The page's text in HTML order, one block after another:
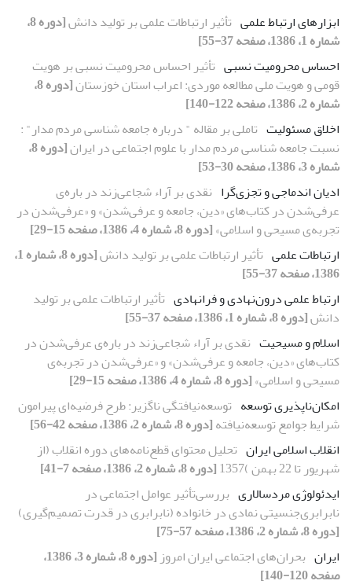
ابزارهای ارتباط علمی تأثیر ارتباطات علمی بر تولید دانش
[دوره 8،
شماره 1، 1386، صفحه 37-55]
احساس محرومیت نسبی تأثیر احساس محرومیت نسبی بر هویت
قومی و هویت ملی مطالعه موردی: اعراب استان خوزستان
[دوره 8،
شماره 2، 1386، صفحه 122-140]
اخلاق مسئولیت تاملی بر مقاله " درباره جامعه شناسی مردم مدار" :
نسبت جامعه شناسی مردم مدار با علوم اجتماعی در ایران
[دوره 8،
شماره 3، 1386، صفحه 30-53]
ادیان اندماجی و تجزی‌گرا نقدی بر آراء شجاعی‌زند در باره‌ی
عرفی‌شدن در کتاب‌های «دین، جامعه و عرفی‌شدن» و «عرفی‌شدن در
تجربه‌ی مسیحی و اسلامی»[دوره 8، شماره 4، 1386، صفحه 15-29]
ارتباطات علمی تأثیر ارتباطات علمی بر تولید دانش
[دوره 8، شماره 1،
1386، صفحه 37-55]
ارتباط علمی درون‌نهادی و فرانهادی تأثیر ارتباطات علمی بر تولید
دانش[دوره 8، شماره 1، 1386، صفحه 37-55]
اسلام و مسیحیت نقدی بر آراء شجاعی‌زند در باره‌ی عرفی‌شدن در
کتاب‌های «دین، جامعه و عرفی‌شدن» و «عرفی‌شدن در تجربه‌ی
مسیحی و اسلامی»[دوره 8، شماره 4، 1386، صفحه 15-29]
امکان‌ناپذیری توسعه توسعه‌نیافتگی ناگزیر: طرح فرضیه‌ای پیرامون
شرایط جوامع توسعه‌نیافته[دوره 8، شماره 2، 1386، صفحه 42-56]
انقلاب اسلامی ایران تحلیل محتوای قطع‌نامه‌های دوره انقلاب (از
شهریور تا 22 بهمن )1357
[دوره 8، شماره 2، 1386، صفحه 7-41]
ایدئولوژی مردسالاری بررسی‌تأثیر عوامل اجتماعی در
نابرابری‌جنسیتی نمادی در خانواده (نابرابری در قدرت تصمیم‌گیری)
[دوره 8، شماره 2، 1386، صفحه 57-75]
ایران بحران‌های اجتماعی ایران امروز
[دوره 8، شماره 3، 1386،
صفحه 120-140]